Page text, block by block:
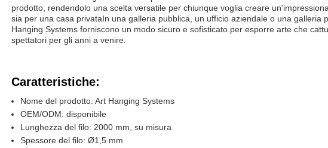
prodotto, rendendolo una scelta versatile per chiunque voglia creare
sia per una casa privataIn una galleria pubblica, un ufficio aziendale o una galleria
Hanging Systems forniscono un modo sicuro e sofisticato per esporre arte che
spettatori per gli anni a venire.
Caratteristiche:
Nome del prodotto: Art Hanging Systems
OEM/ODM: disponibile
Lunghezza del filo: 2000 mm, su misura
Spessore del filo: Ø1,5 mm